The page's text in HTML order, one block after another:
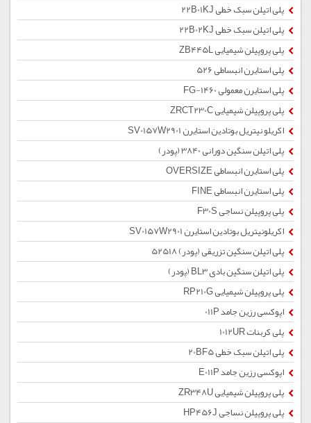
پلی اتیلن سبک خطی 22B01KJ
پلی اتیلن سبک خطی 22B02KJ
پلی پروپیلن شیمیایی ZB445L
پلی استایرن انبساطی 526
پلی استایرن معمولی 1460-FG
پلی پروپیلن شیمیایی ZRCT230C
اکریلو نیتریل بوتادین استایرن SV0157W2901
پلی اتیلن سنگین دورانی 3840 (پودر)
پلی استایرن انبساطی OVERSIZE
پلی استایرن انبساطی FINE
پلی پروپیلن نساجی F30S
اکریلونیتریل بوتادین استایرن SV0157W2901
پلی اتیلن سنگین تزریقی (پودر) 52518
پلی اتیلن سنگین بادی BL3 (پودر)
پلی پروپیلن شیمیایی RP210G
اپوکسی رزین جامد 011P
پلی کربنات 1012UR
پلی اتیلن سبک خطی 20BF5
اپوکسی رزین جامد E011P
پلی پروپیلن شیمیایی ZR348U
پلی پروپیلن نساجی HP456J